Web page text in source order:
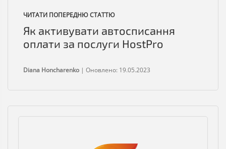
ЧИТАТИ ПОПЕРЕДНЮ СТАТТЮ
Як активувати автосписання
оплати за послуги HostPro
Diana Honcharenko | Оновлено: 19.05.2023